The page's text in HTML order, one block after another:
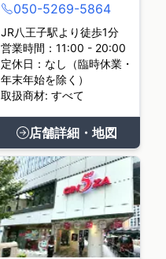
050-5269-5864
JR八王子駅より徒歩1分
営業時間：11:00 - 20:00
定休日：なし（臨時休業・
年末年始を除く）
取扱商材: すべて
店舗詳細・地図